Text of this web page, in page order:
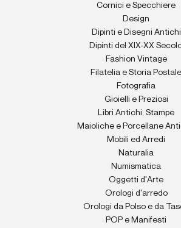
Cornici e Specchiere
Design
Dipinti e Disegni Antichi
Dipinti del XIX-XX
Fashion Vintage
Filatelia e Storia Postale
Fotografia
Gioielli e Preziosi
Libri Antichi, Stampe
Maioliche e Porcellane
Mobili ed Arredi
Naturalia
Numismatica
Oggetti d'Arte
Orologi d'arredo
Orologi da Polso e da
POP e Manifesti